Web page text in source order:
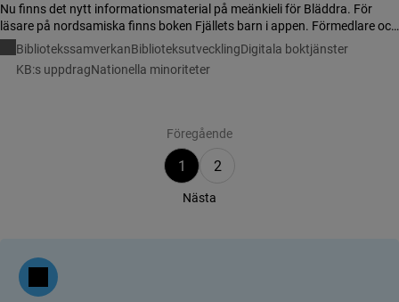
Nu finns det nytt informationsmaterial på meänkieli för Bläddra. För
läsare på nordsamiska finns boken Fjällets barn i appen. Förmedlare och
andra är välkomna till ett webbinarium om appen i mars.
BibliotekssamverkanBiblioteksutvecklingDigitala boktjänster
KB:s uppdragNationella minoriteter
Föregående
1 2
Nästa